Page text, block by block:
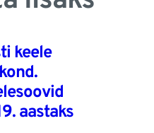
keele
aastaks